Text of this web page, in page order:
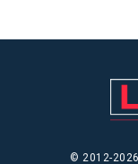
© 2012-